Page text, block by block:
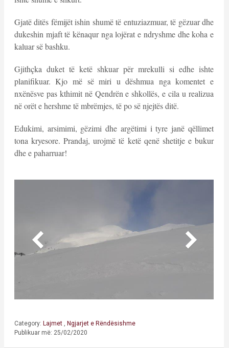
Gjatë ditës fëmijët ishin shumë të entuziazmuar, të gëzuar dhe
dukeshin mjaft të kënaqur nga lojërat e ndryshme dhe koha e
kaluar së bashku.
Gjithçka duket të ketë shkuar për mrekulli si edhe ishte
planifikuar. Kjo më së miri u dëshmua nga komentet e
nxënësve pas kthimit në Qendrën e shkollës, e cila u realizua
në orët e hershme të mbrëmjes, të po së njejtës ditë.
Edukimi, arsimimi, gëzimi dhe argëtimi i tyre janë qëllimet
tona kryesore. Prandaj, urojmë të ketë qenë shetitje e bukur
dhe e paharruar!
Category: Lajmet
Ngjarjet e Rëndësishme
Publikuar më: 25/02/2020